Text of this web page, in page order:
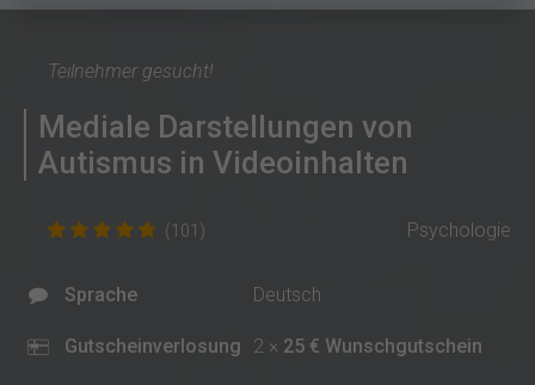
Teilnehmer gesucht!
Mediale Darstellungen von
Autismus in Videoinhalten
(101) Psychologie
Sprache Deutsch
Gutscheinverlosung 2 × 25 € Wunschgutschein